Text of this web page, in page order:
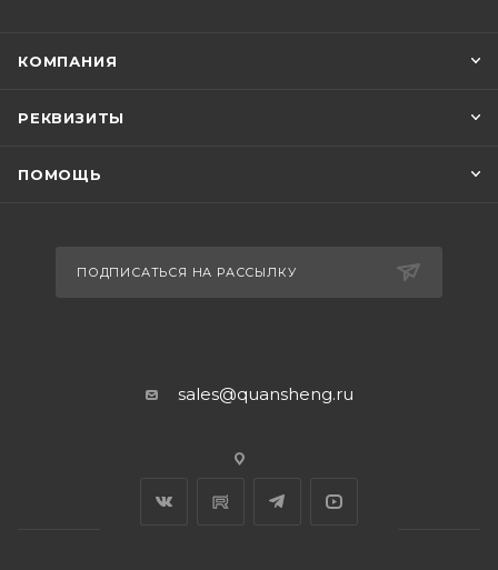
КОМПАНИЯ
РЕКВИЗИТЫ
ПОМОЩЬ
ПОДПИСАТЬСЯ НА РАССЫЛКУ
sales@quansheng.ru